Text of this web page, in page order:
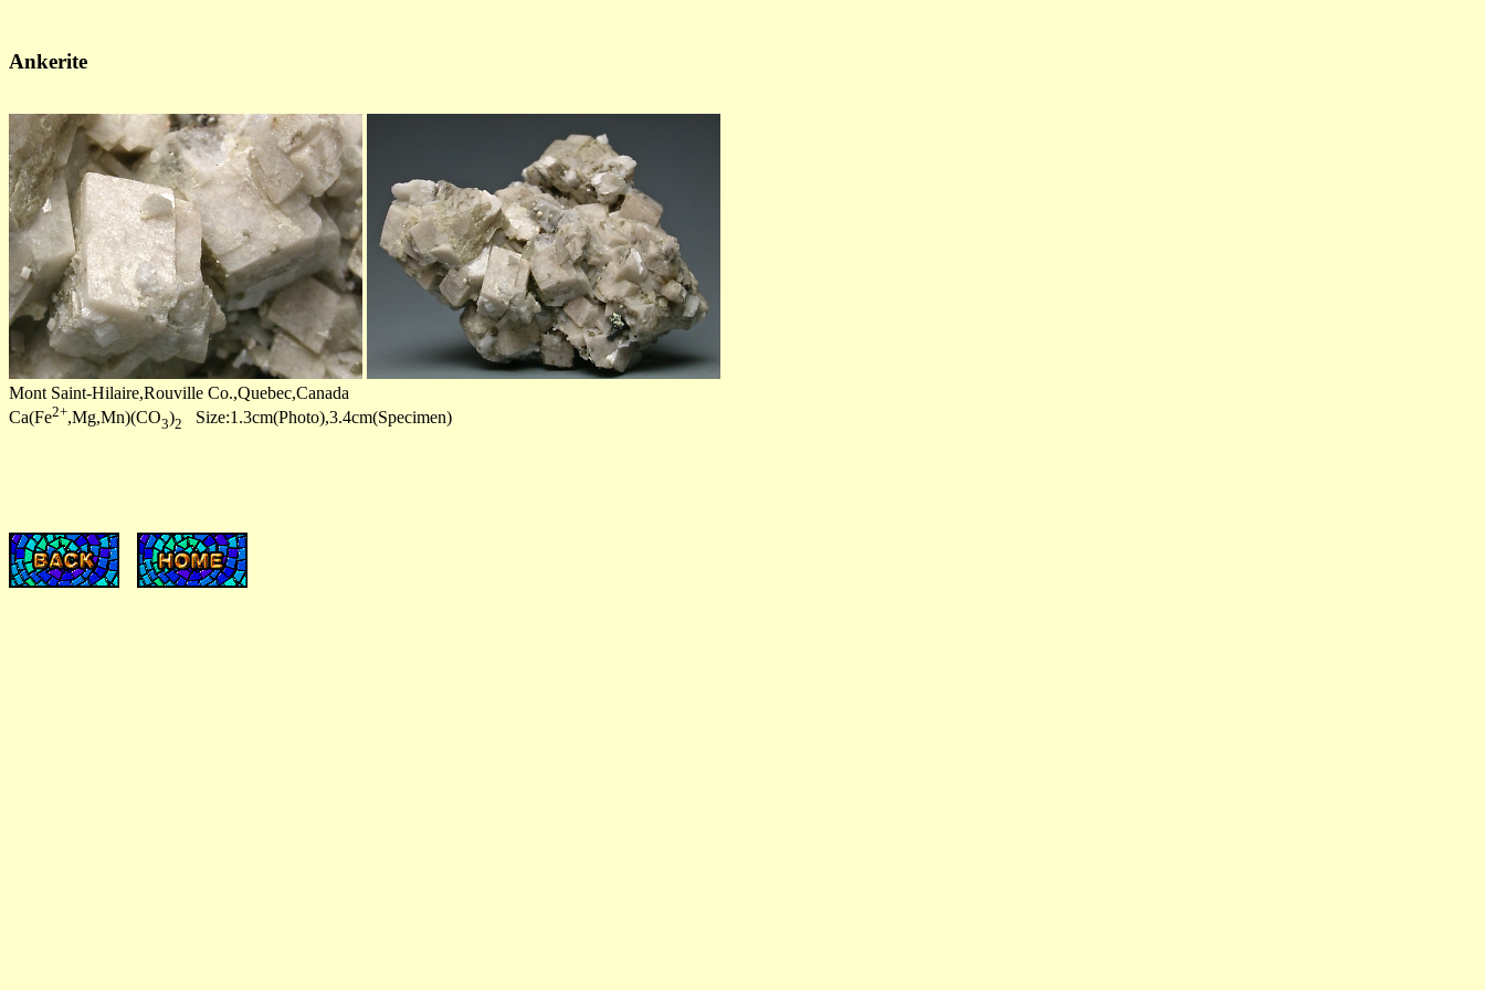
Ankerite
Mont Saint-Hilaire,Rouville Co.,Quebec,Canada
Ca(Fe2+,Mg,Mn)(CO3)2 Size:1.3cm(Photo),3.4cm(Specimen)